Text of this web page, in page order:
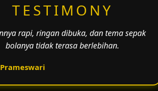
TESTIMONY
rapi, ringan dibuka, dan tema sepak
bolanya tidak terasa berlebihan.